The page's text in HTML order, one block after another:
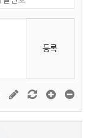
등록